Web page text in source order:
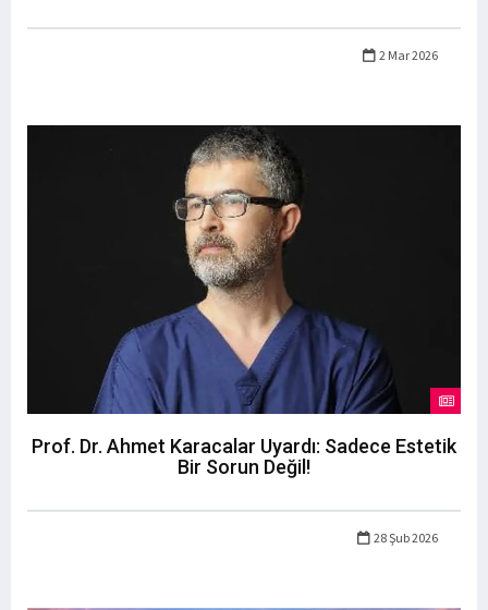
2 Mar 2026
Prof. Dr. Ahmet Karacalar Uyardı: Sadece Estetik
Bir Sorun Değil!
28 Şub 2026